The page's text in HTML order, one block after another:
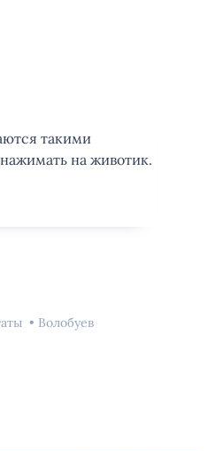
такими
на животик.
Волобуев